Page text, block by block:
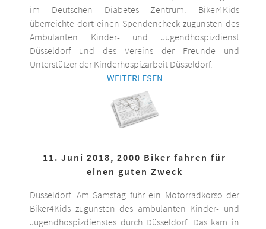
im Deutschen Diabetes Zentrum: Biker4Kids
überreichte dort einen Spendencheck zugunsten des
Ambulanten Kinder- und Jugendhospizdienst
Düsseldorf und des Vereins der Freunde und
Unterstützer der Kinderhospizarbeit Düsseldorf.
WEITERLESEN
11. Juni 2018, 2000 Biker fahren für
einen guten Zweck
Düsseldorf. Am Samstag fuhr ein Motorradkorso der
Biker4Kids zugunsten des ambulanten Kinder- und
Jugendhospizdienstes durch Düsseldorf. Das kam in